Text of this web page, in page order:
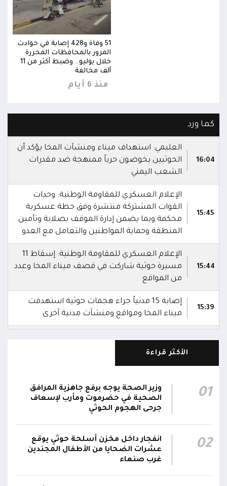
51 وفاة و428 إصابة في حوادث
المرور بالمحافظات المحررة
خلال يوليو.. وضبط أكثر من 11
ألف مخالفة
منذ 6 أيام
كما ورد
16:04
العليمي: استهداف ميناء ومنشآت المخا يؤكد أن
الحوثيين يخوضون حرباً ممنهجة ضد مقدرات
الشعب اليمني
15:45
الإعلام العسكري للمقاومة الوطنية: وحدات
القوات المشتركة منتشرة وفق خطة عسكرية
محكمة وبما يضمن إدارة الموقف بصلابة وتأمين
المنطقة وحماية المواطنين والتعامل مع العدو
15:44
الإعلام العسكري للمقاومة الوطنية: إسقاط 11
مسيرة حوثية شاركت في قصف ميناء المخا وعدد
من المواقع
15:39
إصابة 15 مدنياً جراء هجمات حوثية استهدفت
ميناء المخا ومواقع ومنشآت مدنية آخرى
لمُسيرات حوثية تستهدف حقل الطاقة الشمسية
15:31
المقاومة الوطنية تنعى 4 عسكريين و3 مدنيين
استشهدوا جراء هجمات حوثية استهدفت ميناء
المخا ومواقع ومنشآت مدنية وعسكرية
15:11
عن محافظة الحديدة
مليشيا الحوثي تستهدف مبنى سكن موظفي
المستشفى السعودي في المخا
الأكثر قراءة
01
وزير الصحة يوجه برفع جاهزية المرافق
الصحية في حضرموت ومأرب لإسعاف
جرحى الهجوم الحوثي
02
انفجار داخل مخزن أسلحة حوثي يوقع
عشرات الضحايا من الأطفال المجندين
غرب صنعاء